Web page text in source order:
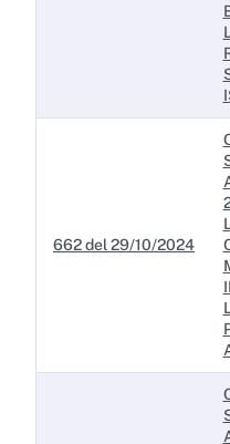
662 del 29/10/2024